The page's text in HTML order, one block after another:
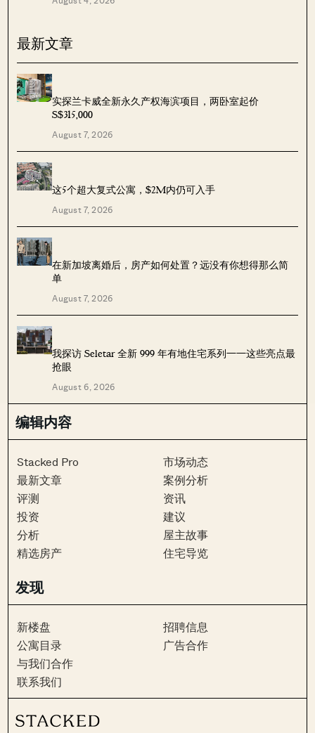
最新文章
实探兰卡威全新永久产权海滨项目，两卧室起价
S$315,000
August 7, 2026
这5个超大复式公寓，$2M内仍可入手
August 7, 2026
在新加坡离婚后，房产如何处置？远没有你想得那么简
单
August 7, 2026
我探访 Seletar 全新 999 年有地住宅系列——这些亮点最
抢眼
August 6, 2026
编辑内容
Stacked Pro
最新文章
评测
投资
分析
精选房产
市场动态
案例分析
资讯
建议
屋主故事
住宅导览
发现
新楼盘
公寓目录
与我们合作
联系我们
招聘信息
广告合作